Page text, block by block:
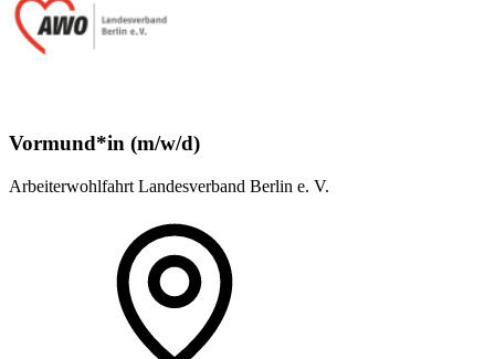
Vormund*in (m/w/d)
Arbeiterwohlfahrt Landesverband Berlin e. V.